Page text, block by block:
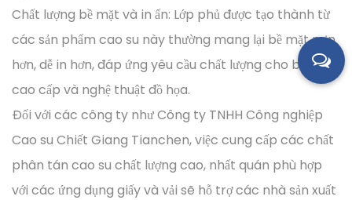
Chất lượng bề mặt và in ấn: Lớp phủ được tạo thành từ
các sản phẩm cao su này thường mang lại bề mặt mịn
hơn, dễ in hơn, đáp ứng yêu cầu chất lượng cho bao bì
cao cấp và nghệ thuật đồ họa.
Đối với các công ty như Công ty TNHH Công nghiệp
Cao su Chiết Giang Tianchen, việc cung cấp các chất
phân tán cao su chất lượng cao, nhất quán phù hợp
với các ứng dụng giấy và vải sẽ hỗ trợ các nhà sản xuất